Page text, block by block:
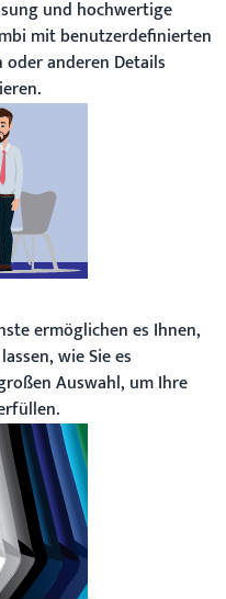
und hochwertige
mit benutzerdefinierten
oder anderen Details
ermöglichen es Ihnen,
wie Sie es
Auswahl, um Ihre